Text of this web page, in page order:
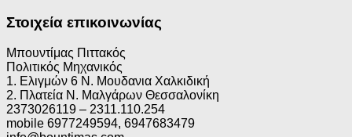
Στοιχεία επικοινωνίας
Μπουντίμας Πιττακός
Πολιτικός Μηχανικός
1. Ελιγμών 6 Ν. Μουδανια Χαλκιδική
2. Πλατεία Ν. Μαλγάρων Θεσσαλονίκη
2373026119 – 2311.110.254
mobile 6977249594, 6947683479